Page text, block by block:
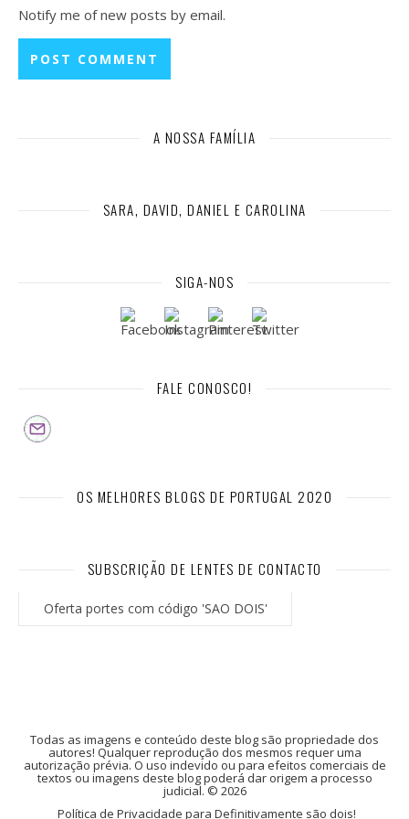
Notify me of new posts by email.
A NOSSA FAMÍLIA
SARA, DAVID, DANIEL E CAROLINA
SIGA-NOS
FALE CONOSCO!
OS MELHORES BLOGS DE PORTUGAL 2020
SUBSCRIÇÃO DE LENTES DE CONTACTO
Oferta portes com código 'SAO DOIS'
Todas as imagens e conteúdo deste blog são propriedade dos
autores! Qualquer reprodução dos mesmos requer uma
autorização prévia. O uso indevido ou para efeitos comerciais de
textos ou imagens deste blog poderá dar origem a processo
judicial. © 2026
Política de Privacidade para Definitivamente são dois!